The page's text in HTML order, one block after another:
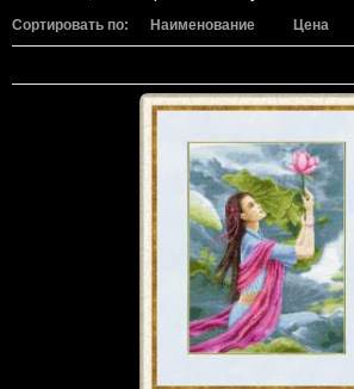
Сортировать по: Наименование Цена